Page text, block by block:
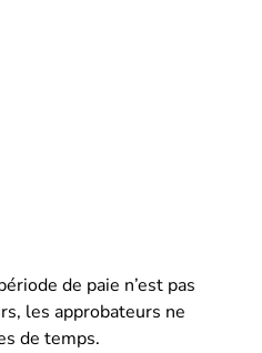
de paie n’est pas
les approbateurs ne
de temps.